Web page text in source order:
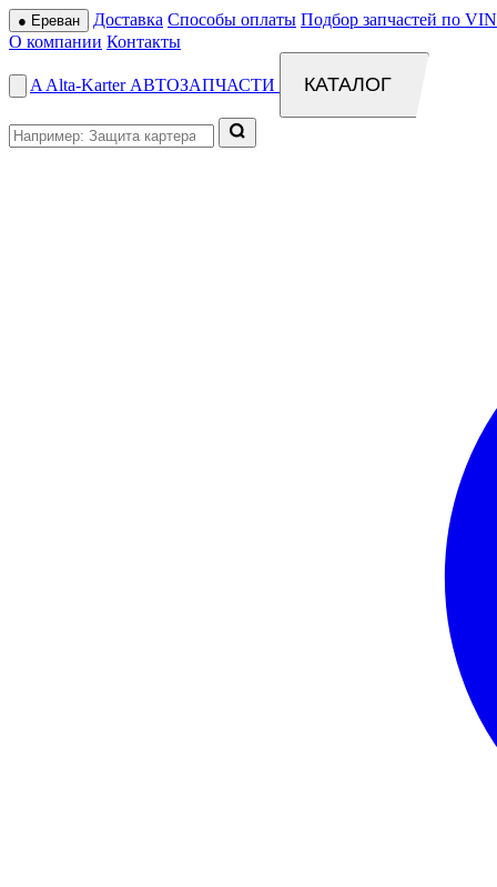
● Ереван Доставка Способы оплаты Подбор запчастей по
О компании Контакты
A Alta-Karter АВТОЗАПЧАСТИ КАТАЛОГ